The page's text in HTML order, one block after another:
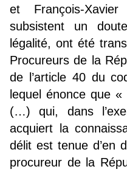
et François-
subsistent un
légalité, ont été
Procureurs de la
de l’article 40 du
lequel énonce que
(…) qui, dans
acquiert la
délit est tenue d’en
procureur de la